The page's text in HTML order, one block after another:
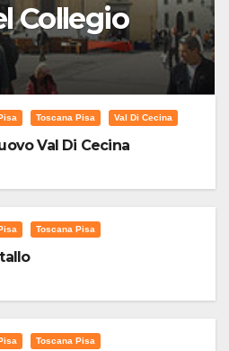
Collegio
Toscana Pisa Val Di Cecina
Val Di Cecina
Toscana Pisa
Toscana Pisa